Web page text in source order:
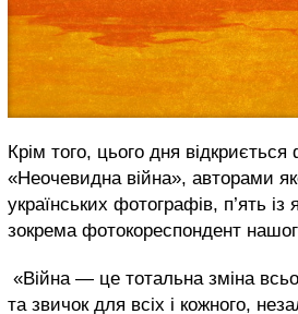
Крім того, цього дня
«Неочевидна війна», авторами
українських фотографів, п’ять із
зокрема фотокореспондент
«Війна — це тотальна зміна
та звичок для всіх і кожного,